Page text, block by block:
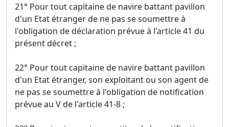
21° Pour tout capitaine de navire battant pavillon
d'un Etat étranger de ne pas se soumettre à
l'obligation de déclaration prévue à l'article 41 du
présent décret ;
22° Pour tout capitaine de navire battant pavillon
d'un Etat étranger, son exploitant ou son agent de
ne pas se soumettre à l'obligation de notification
prévue au V de l'article 41-8 ;